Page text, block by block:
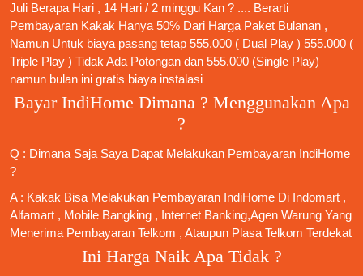
Juli Berapa Hari , 14 Hari / 2 minggu Kan ? .... Berarti
Pembayaran Kakak Hanya 50% Dari Harga Paket Bulanan ,
Namun Untuk biaya pasang tetap 555.000 ( Dual Play ) 555.000 (
Triple Play ) Tidak Ada Potongan dan 555.000 (Single Play)
namun bulan ini gratis biaya instalasi
Bayar IndiHome Dimana ? Menggunakan Apa
?
Q : Dimana Saja Saya Dapat Melakukan Pembayaran IndiHome
?
A : Kakak Bisa Melakukan Pembayaran IndiHome Di Indomart ,
Alfamart , Mobile Bangking , Internet Banking,Agen Warung Yang
Menerima Pembayaran Telkom , Ataupun Plasa Telkom Terdekat
Ini Harga Naik Apa Tidak ?